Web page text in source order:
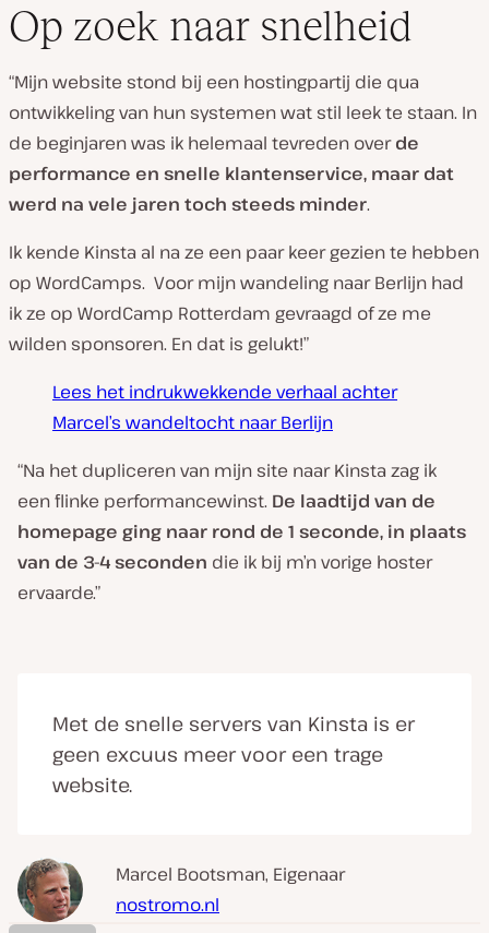
Op zoek naar snelheid
“Mijn website stond bij een hostingpartij die qua
ontwikkeling van hun systemen wat stil leek te staan. In
de beginjaren was ik helemaal tevreden overde
performance en snelle klantenservice, maar dat
werd na vele jaren toch steeds minder.
Ik kende Kinsta al na ze een paar keer gezien te hebben
op WordCamps. Voor mijn wandeling naar Berlijn had
ik ze op WordCamp Rotterdam gevraagd of ze me
wilden sponsoren. En dat is gelukt!”
Lees het indrukwekkende verhaal achter
Marcel’s wandeltocht naar Berlijn
“Na het dupliceren van mijn site naar Kinsta zag ik
een flinke performancewinst. De laadtijd van de
homepage ging naar rond de 1 seconde, in plaats
van de 3-4 seconden die ik bij m’n vorige hoster
ervaarde.”
Met de snelle servers van Kinsta is er
geen excuus meer voor een trage
website.
Marcel Bootsman, Eigenaar
nostromo.nl